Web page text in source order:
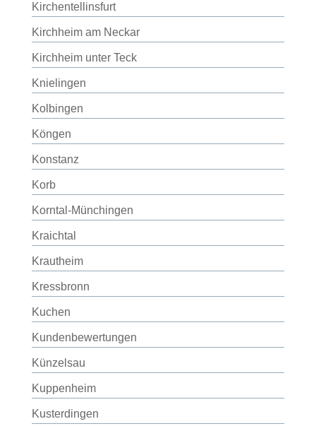
Kirchentellinsfurt
Kirchheim am Neckar
Kirchheim unter Teck
Knielingen
Kolbingen
Köngen
Konstanz
Korb
Korntal-Münchingen
Kraichtal
Krautheim
Kressbronn
Kuchen
Kundenbewertungen
Künzelsau
Kuppenheim
Kusterdingen